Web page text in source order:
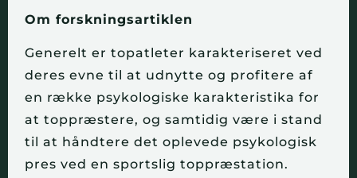
Om forskningsartiklen
Generelt er topatleter karakteriseret ved
deres evne til at udnytte og profitere af
en række psykologiske karakteristika for
at toppræstere, og samtidig være i stand
til at håndtere det oplevede psykologisk
pres ved en sportslig toppræstation.